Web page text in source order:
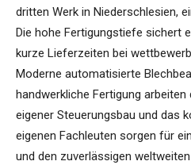
dritten Werk in Niederschlesien,
Die hohe Fertigungstiefe sichert
kurze Lieferzeiten bei
Moderne automatisierte
handwerkliche Fertigung arbeiten
eigener Steuerungsbau und das
eigenen Fachleuten sorgen für
und den zuverlässigen